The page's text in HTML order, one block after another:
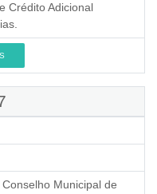
Crédito Adicional
Municipal de